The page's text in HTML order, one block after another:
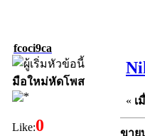
fcoci9ca
มือใหม่หัดโพส
Like:0
« เ
ขาย